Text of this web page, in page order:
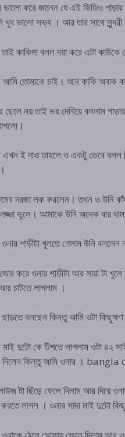
ভালো করে জানেন যে এই ভিডিও
খুব ভালো সভ‍্য । আর তার সাথে
কাকিমা বলল দয়া করে এটা কাউকে
তোমাকে চাই। শুনে কাকি অবাক
ছেলে নয় তাই ভয় দেখিয়ে বললাম
ই দাও তাহলে ও একটু ভেবে বলল
দরজা লক করলেন। তখন ও উনি
ভুলে। আমাকে উনি অনেক বার
শাড়ীটা খুলতে গেলাম উনি
করে ওনার শাড়ীটা আর সায়া টা
চাটতে লাগলাম ।
বলছেন কিন্তু আমি ওটা কিছুক্ষণ
মাই দুটো কে টিপতে লাগলাম ওটা
দিলেন কিন্তু আমি ওনার ।
টা ছিঁড়ে ফেলে দিলাম আর দিয়ে
করতে লাগল । ওনার সাদা মাই দুটো